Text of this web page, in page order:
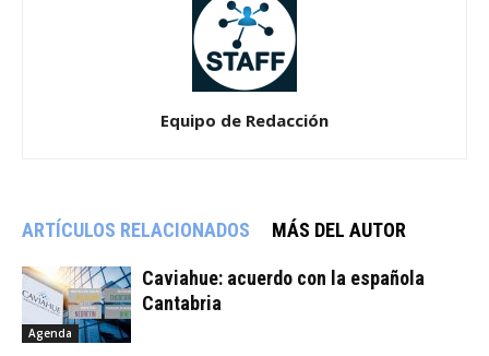
Equipo de Redacción
ARTÍCULOS RELACIONADOS MÁS DEL AUTOR
Agenda
Caviahue: acuerdo con la española
Cantabria